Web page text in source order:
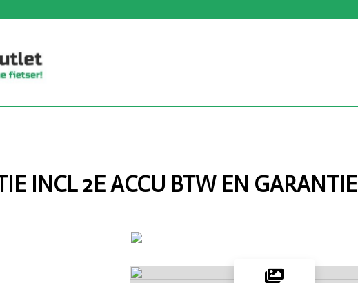
INCL 2E ACCU BTW EN GARANTIE